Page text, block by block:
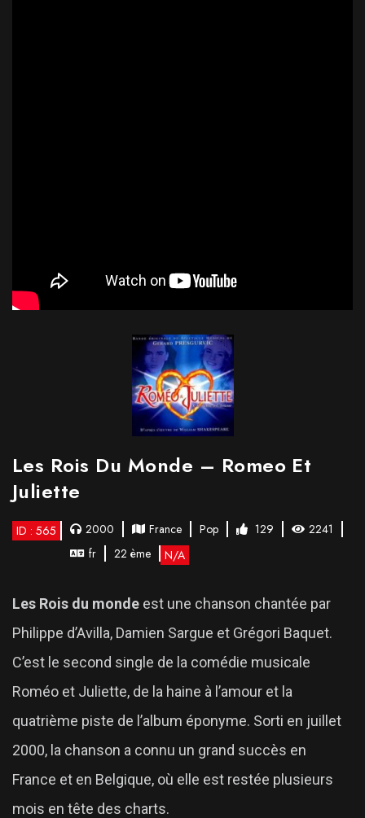
Les Rois Du Monde – Romeo Et
Juliette
ID : 565 2000 France Pop 129
2241
fr
22 ème N/A
Les Rois du monde est une chanson chantée par
Philippe d’Avilla, Damien Sargue et Grégori Baquet.
C’est le second single de la comédie musicale
Roméo et Juliette, de la haine à l’amour et la
quatrième piste de l’album éponyme. Sorti en juillet
2000, la chanson a connu un grand succès en
France et en Belgique, où elle est restée plusieurs
mois en tête des charts.